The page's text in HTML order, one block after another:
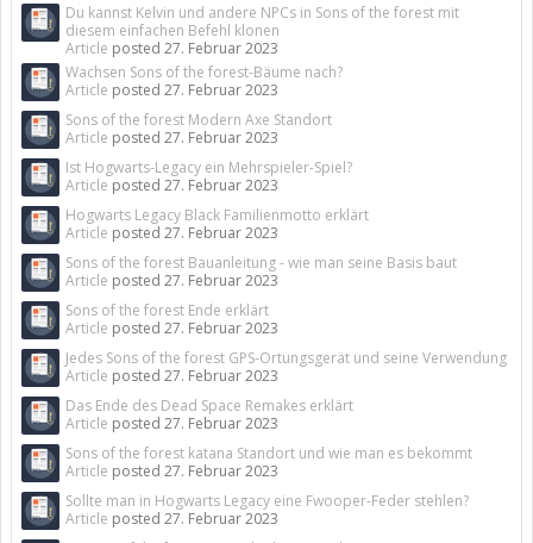
Du kannst Kelvin und andere NPCs in Sons of the forest mit
diesem einfachen Befehl klonen
Article posted 27. Februar 2023
Wachsen Sons of the forest-Bäume nach?
Article posted 27. Februar 2023
Sons of the forest Modern Axe Standort
Article posted 27. Februar 2023
Ist Hogwarts-Legacy ein Mehrspieler-Spiel?
Article posted 27. Februar 2023
Hogwarts Legacy Black Familienmotto erklärt
Article posted 27. Februar 2023
Sons of the forest Bauanleitung - wie man seine Basis baut
Article posted 27. Februar 2023
Sons of the forest Ende erklärt
Article posted 27. Februar 2023
Jedes Sons of the forest GPS-Ortungsgerät und seine Verwendung
Article posted 27. Februar 2023
Das Ende des Dead Space Remakes erklärt
Article posted 27. Februar 2023
Sons of the forest katana Standort und wie man es bekommt
Article posted 27. Februar 2023
Sollte man in Hogwarts Legacy eine Fwooper-Feder stehlen?
Article posted 27. Februar 2023